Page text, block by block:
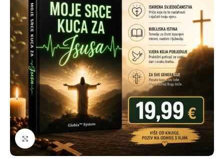
Klikni za povećanje